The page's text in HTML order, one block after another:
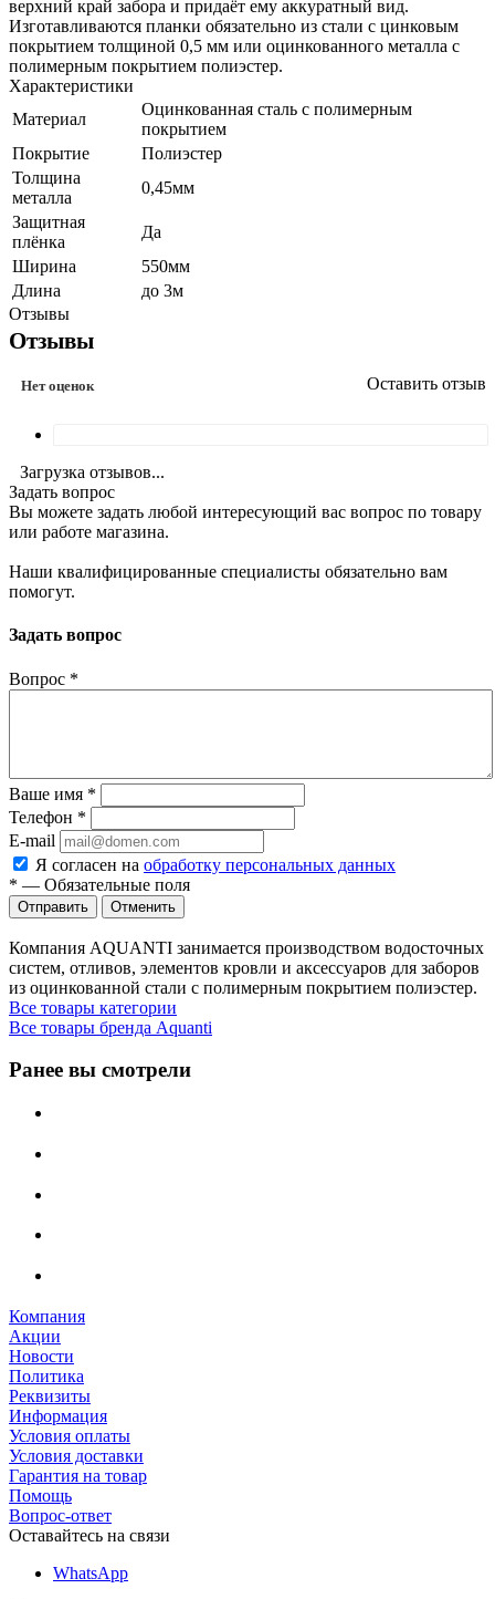
верхний край забора и придаёт ему аккуратный вид.
Изготавливаются планки обязательно из стали с цинковым
покрытием толщиной 0,5 мм или оцинкованного металла с
полимерным покрытием полиэстер.
Характеристики
Материал
Оцинкованная сталь с полимерным
покрытием
Покрытие
Полиэстер
Толщина
металла
0,45мм
Защитная
плёнка
Да
Ширина
550мм
Длина
до 3м
Отзывы
Отзывы
Нет оценок Оставить отзыв
Загрузка отзывов...
Задать вопрос
Вы можете задать любой интересующий вас вопрос по товару
или работе магазина.
Наши квалифицированные специалисты обязательно вам
помогут.
Задать вопрос
Вопрос *
Ваше имя *
Телефон *
E-mail
Я согласен на обработку персональных данных
* — Обязательные поля
Отменить
Компания AQUANTI занимается производством водосточных
систем, отливов, элементов кровли и аксессуаров для заборов
из оцинкованной стали с полимерным покрытием полиэстер.
Все товары категории
Все товары бренда Aquanti
Ранее вы смотрели
Компания
Акции
Новости
Политика
Реквизиты
Информация
Условия оплаты
Условия доставки
Гарантия на товар
Помощь
Вопрос-ответ
Оставайтесь на связи
WhatsApp